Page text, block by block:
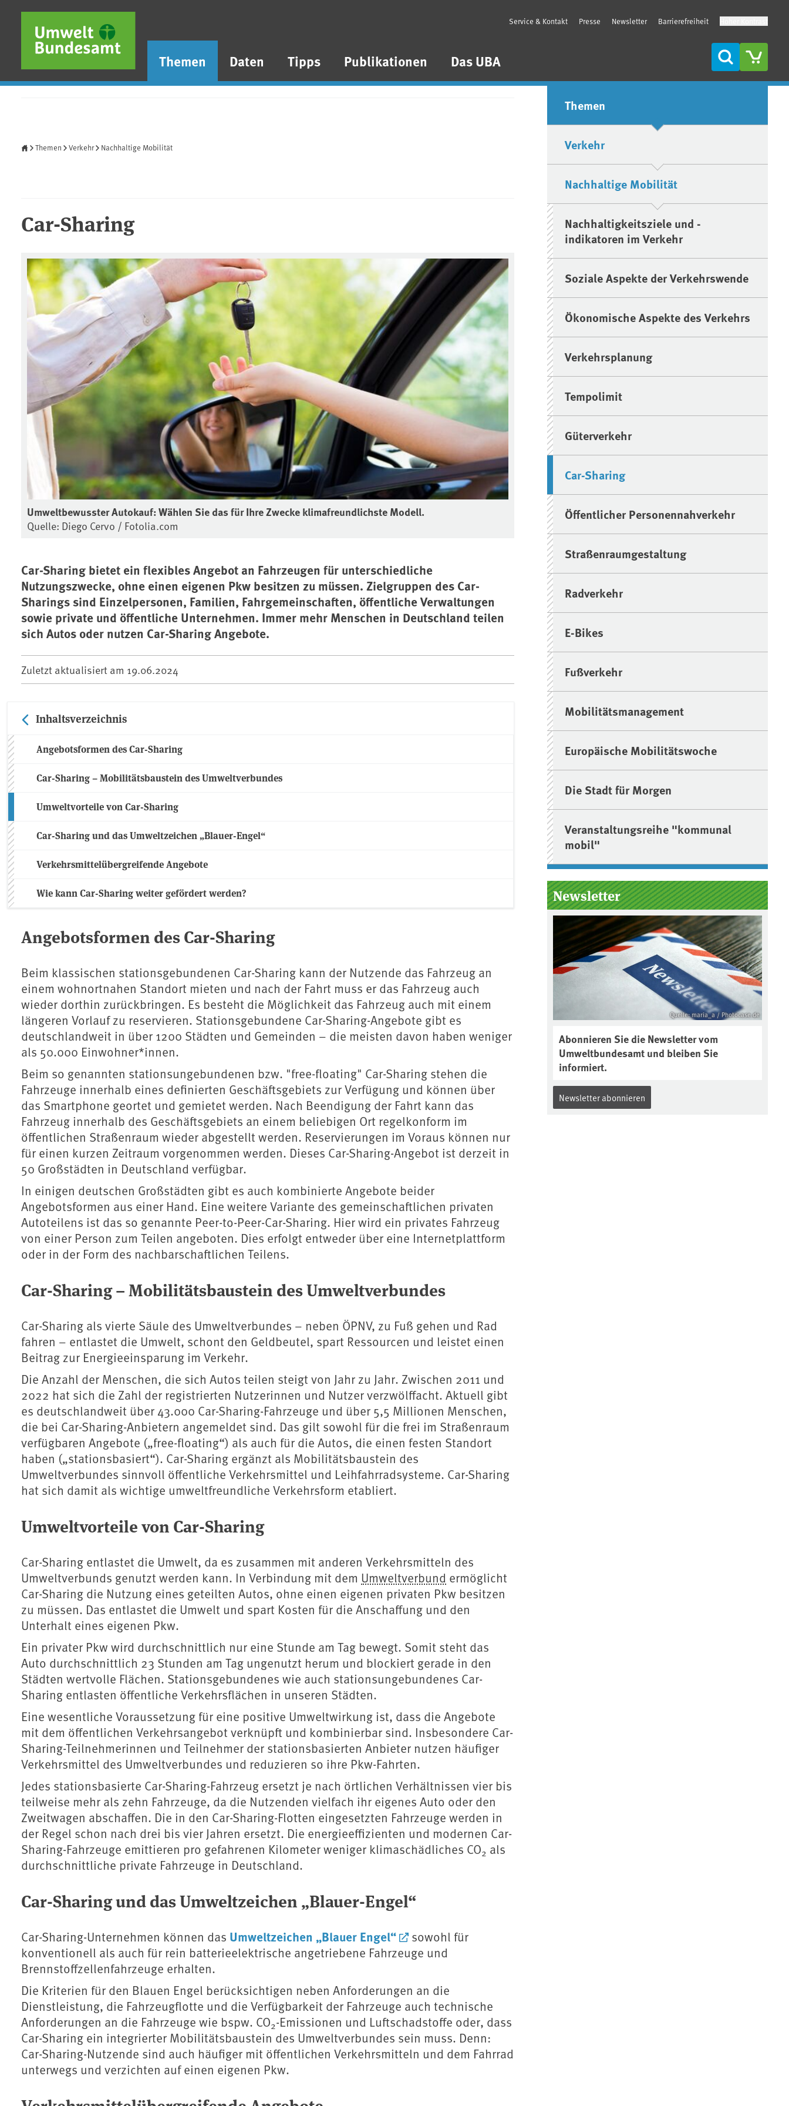
Direkt zum Inhalt
Direkt zum Hauptmenü
Direkt zur Fußzeile
Themen Daten Tipps Publikationen Das UBA
Service & Kontakt Presse Newsletter Barrierefreiheit
Suche
Themen Verkehr Nachhaltige Mobilität
Car-Sharing
Umweltbewusster Autokauf: Wählen Sie das für Ihre Zwecke klimafreundlichste Modell.
Quelle: Diego Cervo / Fotolia.com
Car-Sharing bietet ein flexibles Angebot an Fahrzeugen für unterschiedliche
Nutzungszwecke, ohne einen eigenen Pkw besitzen zu müssen. Zielgruppen des Car-
Sharings sind Einzelpersonen, Familien, Fahrgemeinschaften, öffentliche Verwaltungen
sowie private und öffentliche Unternehmen. Immer mehr Menschen in Deutschland teilen
sich Autos oder nutzen Car-Sharing Angebote.
Zuletzt aktualisiert am 19.06.2024
Inhaltsverzeichnis
Angebotsformen des Car-Sharing
Car-Sharing – Mobilitätsbaustein des Umweltverbundes
Umweltvorteile von Car-Sharing
Car-Sharing und das Umweltzeichen „Blauer-Engel“
Verkehrsmittelübergreifende Angebote
Wie kann Car-Sharing weiter gefördert werden?
Angebotsformen des Car-Sharing
Beim klassischen stationsgebundenen Car-Sharing kann der Nutzende das Fahrzeug an
einem wohnortnahen Standort mieten und nach der Fahrt muss er das Fahrzeug auch
wieder dorthin zurückbringen. Es besteht die Möglichkeit das Fahrzeug auch mit einem
längeren Vorlauf zu reservieren. Stationsgebundene Car-Sharing-Angebote gibt es
deutschlandweit in über 1200 Städten und Gemeinden – die meisten davon haben weniger
als 50.000 Einwohner*innen.
Beim so genannten stationsungebundenen bzw. "free-floating" Car-Sharing stehen die
Fahrzeuge innerhalb eines definierten Geschäftsgebiets zur Verfügung und können über
das Smartphone geortet und gemietet werden. Nach Beendigung der Fahrt kann das
Fahrzeug innerhalb des Geschäftsgebiets an einem beliebigen Ort regelkonform im
öffentlichen Straßenraum wieder abgestellt werden. Reservierungen im Voraus können nur
für einen kurzen Zeitraum vorgenommen werden. Dieses Car-Sharing-Angebot ist derzeit in
50 Großstädten in Deutschland verfügbar.
In einigen deutschen Großstädten gibt es auch kombinierte Angebote beider
Angebotsformen aus einer Hand. Eine weitere Variante des gemeinschaftlichen privaten
Autoteilens ist das so genannte Peer-to-Peer-Car-Sharing. Hier wird ein privates Fahrzeug
von einer Person zum Teilen angeboten. Dies erfolgt entweder über eine Internetplattform
oder in der Form des nachbarschaftlichen Teilens.
Car-Sharing – Mobilitätsbaustein des Umweltverbundes
Car-Sharing als vierte Säule des Umweltverbundes – neben ÖPNV, zu Fuß gehen und Rad
fahren – entlastet die Umwelt, schont den Geldbeutel, spart Ressourcen und leistet einen
Beitrag zur Energieeinsparung im Verkehr.
Die Anzahl der Menschen, die sich Autos teilen steigt von Jahr zu Jahr. Zwischen 2011 und
2022 hat sich die Zahl der registrierten Nutzerinnen und Nutzer verzwölffacht. Aktuell gibt
es deutschlandweit über 43.000 Car-Sharing-Fahrzeuge und über 5,5 Millionen Menschen,
die bei Car-Sharing-Anbietern angemeldet sind. Das gilt sowohl für die frei im Straßenraum
verfügbaren Angebote („free-floating“) als auch für die Autos, die einen festen Standort
haben („stationsbasiert“). Car-Sharing ergänzt als Mobilitätsbaustein des
Umweltverbundes sinnvoll öffentliche Verkehrsmittel und Leihfahrradsysteme. Car-Sharing
hat sich damit als wichtige umweltfreundliche Verkehrsform etabliert.
Umweltvorteile von Car-Sharing
Car-Sharing entlastet die Umwelt, da es zusammen mit anderen Verkehrsmitteln des
Umweltverbunds genutzt werden kann. In Verbindung mit dem Umweltverbund ermöglicht
Car-Sharing die Nutzung eines geteilten Autos, ohne einen eigenen privaten Pkw besitzen
zu müssen. Das entlastet die Umwelt und spart Kosten für die Anschaffung und den
Unterhalt eines eigenen Pkw.
Ein privater Pkw wird durchschnittlich nur eine Stunde am Tag bewegt. Somit steht das
Auto durchschnittlich 23 Stunden am Tag ungenutzt herum und blockiert gerade in den
Städten wertvolle Flächen. Stationsgebundenes wie auch stationsungebundenes Car-
Sharing entlasten öffentliche Verkehrsflächen in unseren Städten.
Eine wesentliche Voraussetzung für eine positive Umweltwirkung ist, dass die Angebote
mit dem öffentlichen Verkehrsangebot verknüpft und kombinierbar sind. Insbesondere Car-
Sharing-Teilnehmerinnen und Teilnehmer der stationsbasierten Anbieter nutzen häufiger
Verkehrsmittel des Umweltverbundes und reduzieren so ihre Pkw-Fahrten.
Jedes stationsbasierte Car-Sharing-Fahrzeug ersetzt je nach örtlichen Verhältnissen vier bis
teilweise mehr als zehn Fahrzeuge, da die Nutzenden vielfach ihr eigenes Auto oder den
Zweitwagen abschaffen. Die in den Car-Sharing-Flotten eingesetzten Fahrzeuge werden in
der Regel schon nach drei bis vier Jahren ersetzt. Die energieeffizienten und modernen Car-
Sharing-Fahrzeuge emittieren pro gefahrenen Kilometer weniger klimaschädliches CO2 als
durchschnittliche private Fahrzeuge in Deutschland.
Car-Sharing und das Umweltzeichen „Blauer-Engel“
Car-Sharing-Unternehmen können das Umweltzeichen „Blauer Engel“
sowohl für
konventionell als auch für rein batterieelektrische angetriebene Fahrzeuge und
Brennstoffzellenfahrzeuge erhalten.
Die Kriterien für den Blauen Engel berücksichtigen neben Anforderungen an die
Dienstleistung, die Fahrzeugflotte und die Verfügbarkeit der Fahrzeuge auch technische
Anforderungen an die Fahrzeuge wie bspw. CO2-Emissionen und Luftschadstoffe oder, dass
Car-Sharing ein integrierter Mobilitätsbaustein des Umweltverbundes sein muss. Denn:
Car-Sharing-Nutzende sind auch häufiger mit öffentlichen Verkehrsmitteln und dem Fahrrad
unterwegs und verzichten auf einen eigenen Pkw.
Seitenleiste
Themen
Verkehr
Nachhaltige Mobilität
Nachhaltigkeitsziele und -
indikatoren im Verkehr
Soziale Aspekte der Verkehrswende
Ökonomische Aspekte des Verkehrs
Verkehrsplanung
Tempolimit
Güterverkehr
Car-Sharing
Öffentlicher Personennahverkehr
Straßenraumgestaltung
Radverkehr
E-Bikes
Fußverkehr
Mobilitätsmanagement
Europäische Mobilitätswoche
Die Stadt für Morgen
Veranstaltungsreihe "kommunal
mobil"
Newsletter
Quelle: maria_a / Photocase.de
Abonnieren Sie die Newsletter vom
Umweltbundesamt und bleiben Sie
informiert.
Newsletter abonnieren